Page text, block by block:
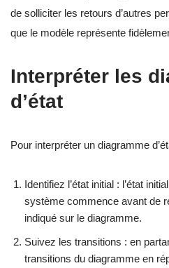
de solliciter les retours d’autres
que le modèle représente
Interpréter les
d’état
Pour interpréter un diagramme
Identifiez l’état initial : l’état
système commence avant de
indiqué sur le diagramme.
Suivez les transitions : en
transitions du diagramme en